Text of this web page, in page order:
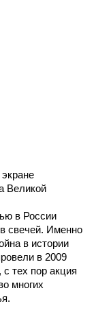
Великой
в России
свечей. Именно
в истории
в 2009
тех пор акция
многих